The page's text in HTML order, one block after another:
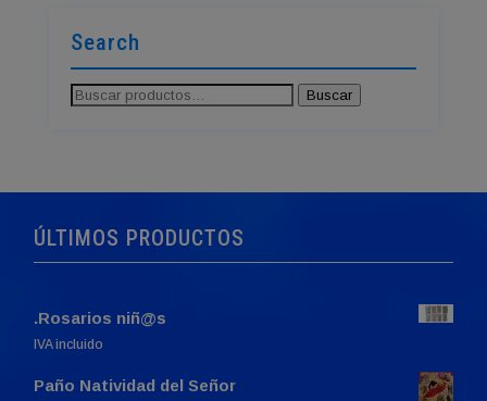
Search
Buscar
Buscar
ÚLTIMOS PRODUCTOS
.Rosarios niñ@s
IVA incluido
Paño Natividad del Señor